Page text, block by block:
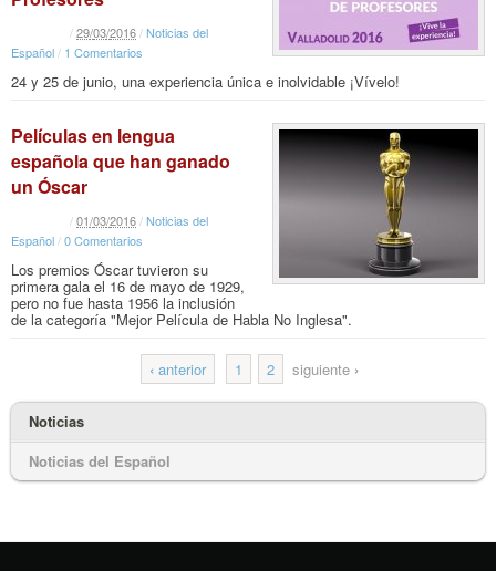
/29/03/2016/Noticias del
Español/ 1 Comentarios
24 y 25 de junio, una experiencia única e inolvidable ¡Vívelo!
Películas en lengua
española que han ganado
un Óscar
/01/03/2016/Noticias del
Español/0 Comentarios
Los premios Óscar tuvieron su
primera gala el 16 de mayo de 1929,
pero no fue hasta 1956 la inclusión
de la categoría "Mejor Película de Habla No Inglesa".
‹anterior 1 2 siguiente ›
Noticias
Noticias del Español